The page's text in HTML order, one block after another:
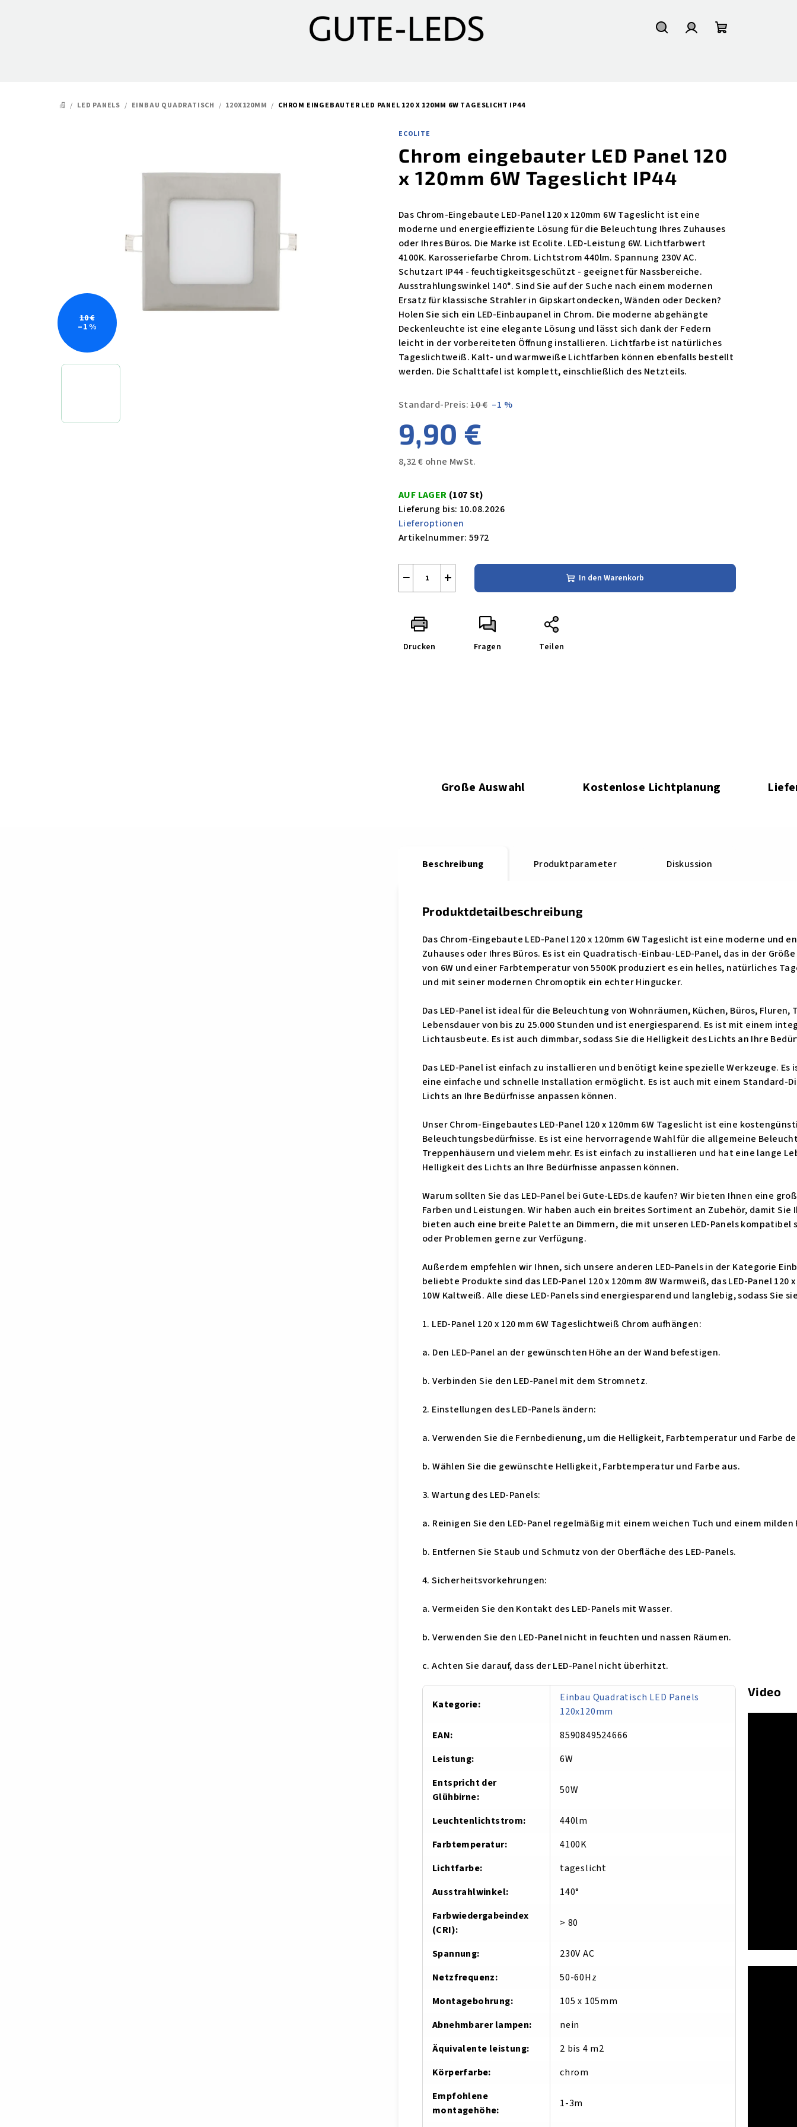
STARTSEITE
/ LED PANELS / EINBAU QUADRATISCH / 120X120MM / CHROM EINGEBAUTER LED PANEL 120 X 120MM 6W TAGESLICHT IP44
ECOLITE
Chrom eingebauter LED Panel 120
x 120mm 6W Tageslicht IP44
Das Chrom-Eingebaute LED-Panel 120 x 120mm 6W Tageslicht ist eine
moderne und energieeffiziente Lösung für die Beleuchtung Ihres Zuhauses
oder Ihres Büros. Die Marke ist Ecolite. LED-Leistung 6W. Lichtfarbwert
4100K. Karosseriefarbe Chrom. Lichtstrom 440lm. Spannung 230V AC.
Schutzart IP44 - feuchtigkeitsgeschützt - geeignet für Nassbereiche.
Ausstrahlungswinkel 140°. Sind Sie auf der Suche nach einem modernen
Ersatz für klassische Strahler in Gipskartondecken, Wänden oder Decken?
Holen Sie sich ein LED-Einbaupanel in Chrom. Die moderne abgehängte
Deckenleuchte ist eine elegante Lösung und lässt sich dank der Federn
leicht in der vorbereiteten Öffnung installieren. Lichtfarbe ist natürliches
Tageslichtweiß. Kalt- und warmweiße Lichtfarben können ebenfalls bestellt
werden. Die Schalttafel ist komplett, einschließlich des Netzteils.
Standard-Preis: 10 € –1 %
9,90 €
8,32 € ohne MwSt.
AUF LAGER (107 St)
Lieferung bis: 10.08.2026
Lieferoptionen
Artikelnummer: 5972
+
− In den Warenkorb
Drucken Fragen Teilen
10 €
–1 %
Große Auswahl Kostenlose Lichtplanung
Beschreibung Produktparameter Diskussion
Produktdetailbeschreibung
Das Chrom-Eingebaute LED-Panel 120 x 120mm 6W Tageslicht ist eine moderne
Zuhauses oder Ihres Büros. Es ist ein Quadratisch-Einbau-LED-Panel, das in der
von 6W und einer Farbtemperatur von 5500K produziert es ein helles, natürliches
und mit seiner modernen Chromoptik ein echter Hingucker.
Das LED-Panel ist ideal für die Beleuchtung von Wohnräumen, Küchen, Büros,
Lebensdauer von bis zu 25.000 Stunden und ist energiesparend. Es ist mit einem
Lichtausbeute. Es ist auch dimmbar, sodass Sie die Helligkeit des Lichts an Ihre
Das LED-Panel ist einfach zu installieren und benötigt keine spezielle Werkzeuge.
eine einfache und schnelle Installation ermöglicht. Es ist auch mit einem Standard-
Lichts an Ihre Bedürfnisse anpassen können.
Unser Chrom-Eingebautes LED-Panel 120 x 120mm 6W Tageslicht ist eine
Beleuchtungsbedürfnisse. Es ist eine hervorragende Wahl für die allgemeine
Treppenhäusern und vielem mehr. Es ist einfach zu installieren und hat eine lange
Helligkeit des Lichts an Ihre Bedürfnisse anpassen können.
Warum sollten Sie das LED-Panel bei Gute-LEDs.de kaufen? Wir bieten Ihnen eine
Farben und Leistungen. Wir haben auch ein breites Sortiment an Zubehör, damit
bieten auch eine breite Palette an Dimmern, die mit unseren LED-Panels
oder Problemen gerne zur Verfügung.
Außerdem empfehlen wir Ihnen, sich unsere anderen LED-Panels in der Kategorie
beliebte Produkte sind das LED-Panel 120 x 120mm 8W Warmweiß, das LED-Panel 120
10W Kaltweiß. Alle diese LED-Panels sind energiesparend und langlebig, sodass Sie
1. LED-Panel 120 x 120 mm 6W Tageslichtweiß Chrom aufhängen:
a. Den LED-Panel an der gewünschten Höhe an der Wand befestigen.
b. Verbinden Sie den LED-Panel mit dem Stromnetz.
2. Einstellungen des LED-Panels ändern:
a. Verwenden Sie die Fernbedienung, um die Helligkeit, Farbtemperatur und Farbe
b. Wählen Sie die gewünschte Helligkeit, Farbtemperatur und Farbe aus.
3. Wartung des LED-Panels:
a. Reinigen Sie den LED-Panel regelmäßig mit einem weichen Tuch und einem
b. Entfernen Sie Staub und Schmutz von der Oberfläche des LED-Panels.
4. Sicherheitsvorkehrungen:
a. Vermeiden Sie den Kontakt des LED-Panels mit Wasser.
b. Verwenden Sie den LED-Panel nicht in feuchten und nassen Räumen.
c. Achten Sie darauf, dass der LED-Panel nicht überhitzt.
Kategorie:
Einbau Quadratisch LED Panels
120x120mm
EAN:
8590849524666
Leistung:
6W
Entspricht der
Glühbirne:
50W
Leuchtenlichtstrom:
440lm
Farbtemperatur:
4100K
Lichtfarbe:
tageslicht
Ausstrahlwinkel:
140°
Farbwiedergabeindex
(CRI):
> 80
Spannung:
230V AC
Netzfrequenz:
50-60Hz
Montagebohrung:
105 x 105mm
Abnehmbarer lampen:
nein
Äquivalente leistung:
2 bis 4 m2
Körperfarbe:
chrom
Empfohlene
montagehöhe:
1-3m
Video